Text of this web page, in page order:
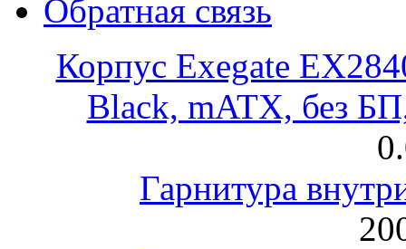
Обратная связь
Корпус Exegate
Black, mATX, без
Гарнитура